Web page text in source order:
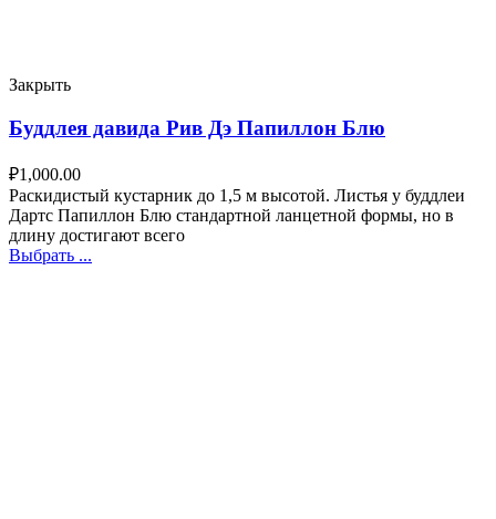
Закрыть
Буддлея давида Рив Дэ Папиллон Блю
₽1,000.00
Раскидистый кустарник до 1,5 м высотой. Листья у буддлеи
Дартс Папиллон Блю стандартной ланцетной формы, но в
длину достигают всего
Выбрать ...